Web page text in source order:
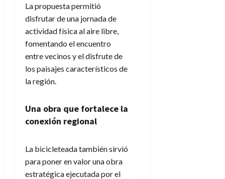
La propuesta permitió
disfrutar de una jornada de
actividad física al aire libre,
fomentando el encuentro
entre vecinos y el disfrute de
los paisajes característicos de
la región.
Una obra que fortalece la
conexión regional
La bicicleteada también sirvió
para poner en valor una obra
estratégica ejecutada por el